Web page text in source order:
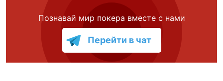
Познавай мир покера вместе с нами
Перейти в чат